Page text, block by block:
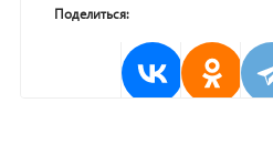
Поделиться: